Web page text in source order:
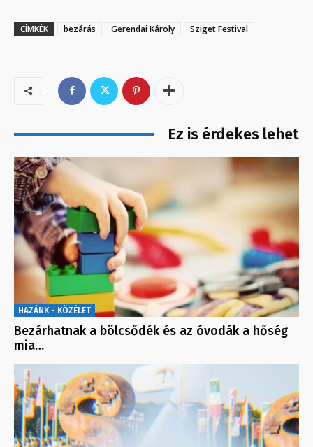
CÍMKÉK bezárás Gerendai Károly Sziget Festival
Ez is érdekes lehet
HAZÁNK - KÖZÉLET
Bezárhatnak a bölcsődék és az óvodák a hőség
mia…